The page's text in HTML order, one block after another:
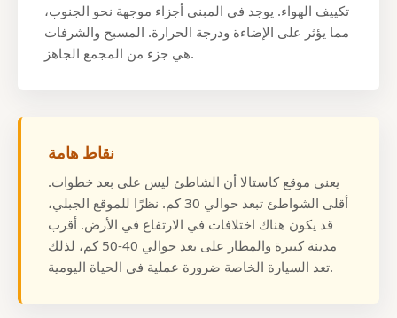
تكييف الهواء. يوجد في المبنى أجزاء موجهة نحو الجنوب،
مما يؤثر على الإضاءة ودرجة الحرارة. المسبح والشرفات
هي جزء من المجمع الجاهز.
نقاط هامة
يعني موقع كاستالا أن الشاطئ ليس على بعد خطوات.
أقلى الشواطئ تبعد حوالي 30 كم. نظرًا للموقع الجبلي،
قد يكون هناك اختلافات في الارتفاع في الأرض. أقرب
مدينة كبيرة والمطار على بعد حوالي 40-50 كم، لذلك
تعد السيارة الخاصة ضرورة عملية في الحياة اليومية.